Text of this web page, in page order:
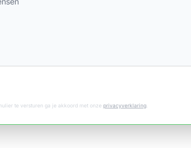
te versturen ga je akkoord met onze privacyverklaring.